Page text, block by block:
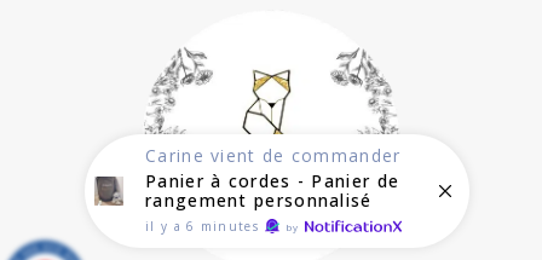
Carine vient de commander
Panier à cordes - Panier de
rangement personnalisé
il y a 6 minutes by